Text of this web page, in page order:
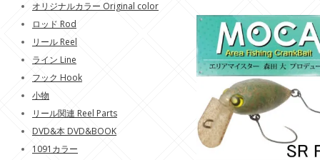
オリジナルカラー Original color
ロッド Rod
リール Reel
ライン Line
フック Hook
小物
リール関連 Reel Parts
DVD&本 DVD&BOOK
1091カラー